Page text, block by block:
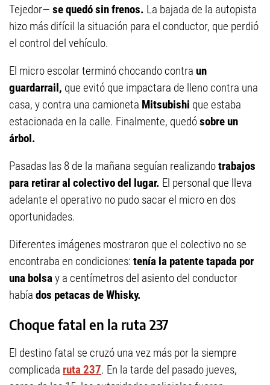
Tejedor— se quedó sin frenos. La bajada de la autopista
hizo más difícil la situación para el conductor, que perdió
el control del vehículo.
El micro escolar terminó chocando contra un
guardarrail, que evitó que impactara de lleno contra una
casa, y contra una camioneta Mitsubishi que estaba
estacionada en la calle. Finalmente, quedósobre un
árbol.
Pasadas las 8 de la mañana seguían realizandotrabajos
para retirar al colectivo del lugar. El personal que lleva
adelante el operativo no pudo sacar el micro en dos
oportunidades.
Diferentes imágenes mostraron que el colectivo no se
encontraba en condiciones: tenía la patente tapada por
una bolsay a centímetros del asiento del conductor
había dos petacas de Whisky.
Choque fatal en la ruta 237
El destino fatal se cruzó una vez más por la siempre
complicada ruta 237. En la tarde del pasado jueves,